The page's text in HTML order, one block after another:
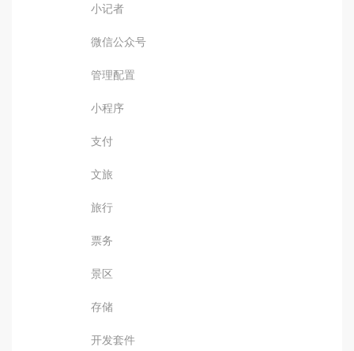
小记者
微信公众号
管理配置
小程序
支付
文旅
旅行
票务
景区
存储
开发套件